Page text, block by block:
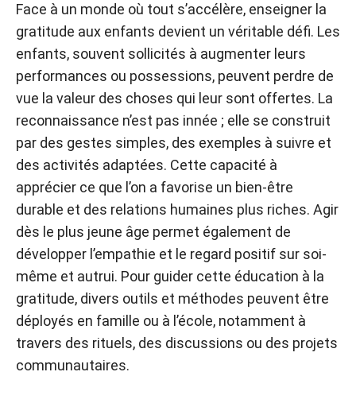
Face à un monde où tout s’accélère, enseigner la
gratitude aux enfants devient un véritable défi. Les
enfants, souvent sollicités à augmenter leurs
performances ou possessions, peuvent perdre de
vue la valeur des choses qui leur sont offertes. La
reconnaissance n’est pas innée ; elle se construit
par des gestes simples, des exemples à suivre et
des activités adaptées. Cette capacité à
apprécier ce que l’on a favorise un bien-être
durable et des relations humaines plus riches. Agir
dès le plus jeune âge permet également de
développer l’empathie et le regard positif sur soi-
même et autrui. Pour guider cette éducation à la
gratitude, divers outils et méthodes peuvent être
déployés en famille ou à l’école, notamment à
travers des rituels, des discussions ou des projets
communautaires.